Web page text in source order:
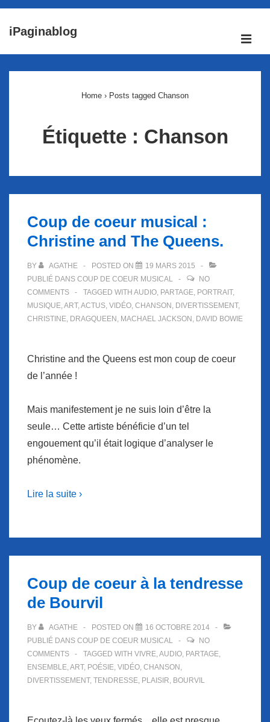
passer
iPaginablog
Home › Posts tagged Chanson
Étiquette : Chanson
Coup de coeur musical :
Christine and The Queens.
BY AGATHE POSTED ON
19 MARS 2015
PUBLIÉ DANS COUP DE COEUR MUSICAL
NO
COMMENTS
TAGGED WITH AUDIO, PARTAGE, PORTRAIT,
MUSIQUE,ART,ACTUS, VIDÉO, CHANSON , DIVERTISSEMENT,
CHRISTINE, DRAGQUEEN , MACHAEL JACKSON , DAVID BOWIE
Christine and the Queens est mon coup de coeur
de l’année !
Mais manifestement je ne suis loin d’être la
seule… Cette artiste bénéficie d’un tel
engouement qu’il était logique d’analyser le
phénomène.
Lire la suite ›
Coup de coeur à la tendresse
de Bourvil
BY AGATHE POSTED ON
16 OCTOBRE 2014
PUBLIÉ DANS COUP DE COEUR MUSICAL
NO
COMMENTS
TAGGED WITH VIVRE,AUDIO, PARTAGE,
ENSEMBLE,ART, POÉSIE, VIDÉO, CHANSON ,
DIVERTISSEMENT, TENDRESSE, PLAISIR, BOURVIL